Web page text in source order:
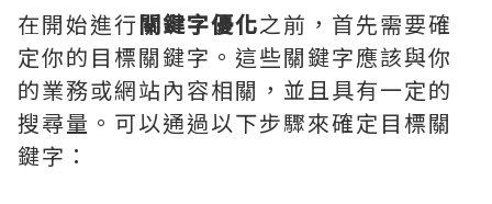
在開始進行關鍵字優化之前，首先需要確
定你的目標關鍵字。這些關鍵字應該與你
的業務或網站內容相關，並且具有一定的
搜尋量。可以通過以下步驟來確定目標關
鍵字：